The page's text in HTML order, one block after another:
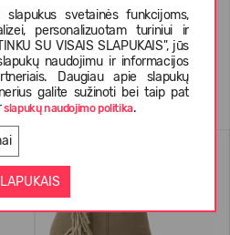
svetainės funkcijoms,
personalizuotam turiniui ir
SU VISAIS SLAPUKAIS", jūs
naudojimu ir informacijos
Daugiau apie slapukų
galite sužinoti bei taip pat
slapukų naudojimo politika.
prekės